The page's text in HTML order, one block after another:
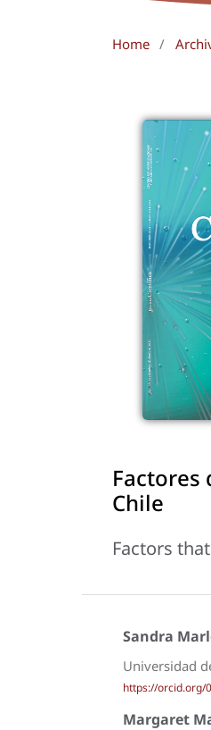
Home /
Factores
Chile
Factors
Sandra
Universidad
https://orcid.org/
Margaret